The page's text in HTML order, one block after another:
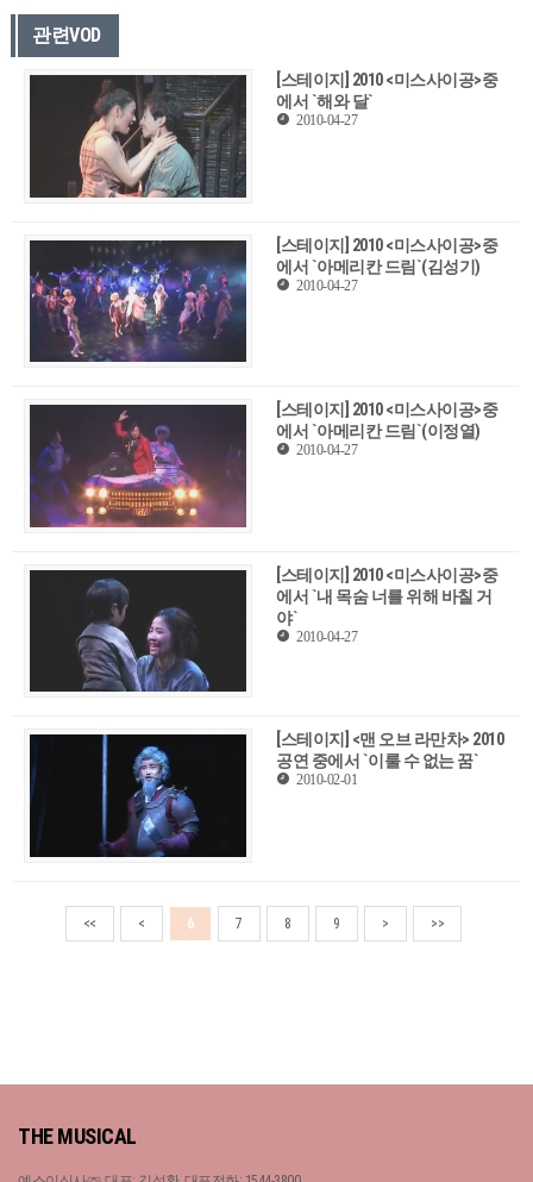
관련VOD
[스테이지] 2010 <미스사이공>중
에서 `해와 달`
2010-04-27
[스테이지] 2010 <미스사이공>중
에서 `아메리칸 드림`(김성기)
2010-04-27
[스테이지] 2010 <미스사이공>중
에서 `아메리칸 드림`(이정열)
2010-04-27
[스테이지] 2010 <미스사이공>중
에서 `내 목숨 너를 위해 바칠 거
야`
2010-04-27
[스테이지] <맨 오브 라만차> 2010
공연 중에서 `이룰 수 없는 꿈`
2010-02-01
<< < 6 7 8 9 > >>
THE MUSICAL